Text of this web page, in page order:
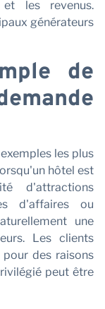
les revenus.
générateurs
de
les plus
hôtel est
d'attractions
d'affaires ou
une
Les clients
des raisons
peut être